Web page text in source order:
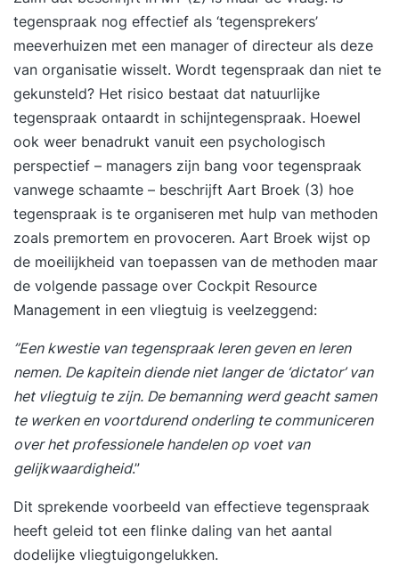
zowel in je werk als daarbuiten. Deze training
wordt afgestemd op jouw behoeften en wordt
individueel gegeven. We bekijken jouw situatie en
niveau en passen ons programma op jou aan, jij
bent uniek en hebt waarschijnlijk nét iets anders
nodig dan een ander. Vraagstukken die we in de
training beantwoorden zijn bijvoorbeeld: Hoe ga
ik goed om met kritiek die ik krijg? Hoe ga ik om
met negatief gedrag? Hoe confronteer ik iemand
in een conflict? En hoe zorg ik dat conflicten
goed ten einde komen met tevreden partijen? In
het vrijblijvende intakegesprek vragen we naar
specifieke vragen die jij hebt. Die nemen we mee
in het programma. De training is praktisch
ingesteld. Je krijgt tools en handvatten die
helpen in situaties waar je tegenaan loopt. We
delen de training het liefst op in kortere sessies.
Zo heb je tussendoor tijd om te oefenen en aan
de slag te gaan met de geleerde stof. Daarbij heb
je nog een telefonisch contactmoment met de
bouwen we stukje voor stukje, in plaats van dat
we je in 1x overspoelen met alle nieuwe
informatie. Daarbij krijg je van ons een hand-out
tegenspraak nog effectief als ‘tegensprekers’
meeverhuizen met een manager of directeur als deze
van organisatie wisselt. Wordt tegenspraak dan niet te
gekunsteld? Het risico bestaat dat natuurlijke
tegenspraak ontaardt in schijntegenspraak. Hoewel
ook weer benadrukt vanuit een psychologisch
perspectief – managers zijn bang voor tegenspraak
vanwege schaamte – beschrijft Aart Broek (3) hoe
tegenspraak is te organiseren met hulp van methoden
zoals premortem en provoceren. Aart Broek wijst op
de moeilijkheid van toepassen van de methoden maar
de volgende passage over Cockpit Resource
Management in een vliegtuig is veelzeggend:
”Een kwestie van tegenspraak leren geven en leren
nemen. De kapitein diende niet langer de ‘dictator’ van
het vliegtuig te zijn. De bemanning werd geacht samen
te werken en voortdurend onderling te communiceren
over het professionele handelen op voet van
gelijkwaardigheid.”
Dit sprekende voorbeeld van effectieve tegenspraak
heeft geleid tot een flinke daling van het aantal
dodelijke vliegtuigongelukken.